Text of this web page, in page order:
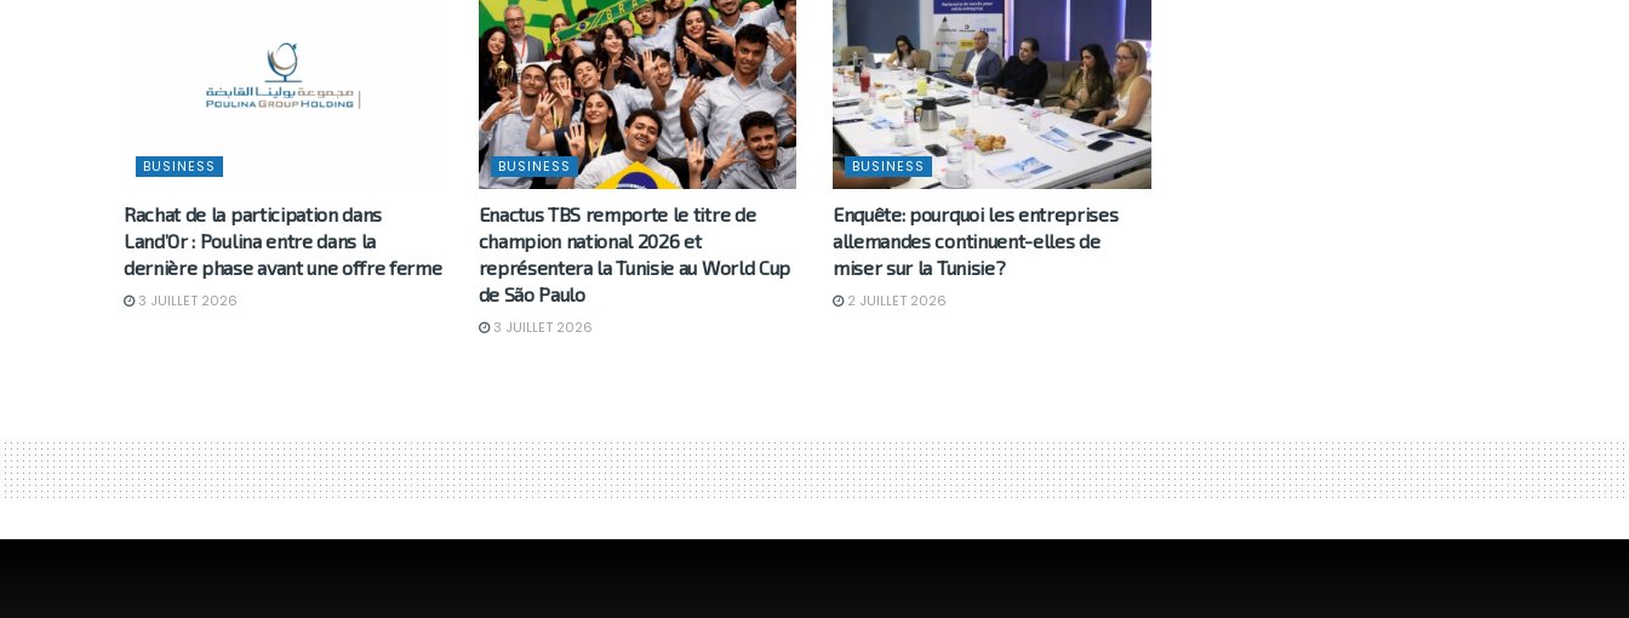
BUSINESS
Rachat de la participation dans
Land’Or : Poulina entre dans la
dernière phase avant une offre ferme
3 JUILLET 2026
BUSINESS
Enactus TBS remporte le titre de
champion national 2026 et
représentera la Tunisie au World Cup
de São Paulo
3 JUILLET 2026
BUSINESS
Enquête: pourquoi les entreprises
allemandes continuent-elles de
miser sur la Tunisie?
2 JUILLET 2026